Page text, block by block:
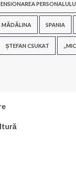
MĂDĂLINA SPANIA
ȘTEFAN CSUKAT